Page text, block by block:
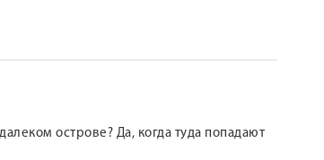
острове? Да, когда туда попадают